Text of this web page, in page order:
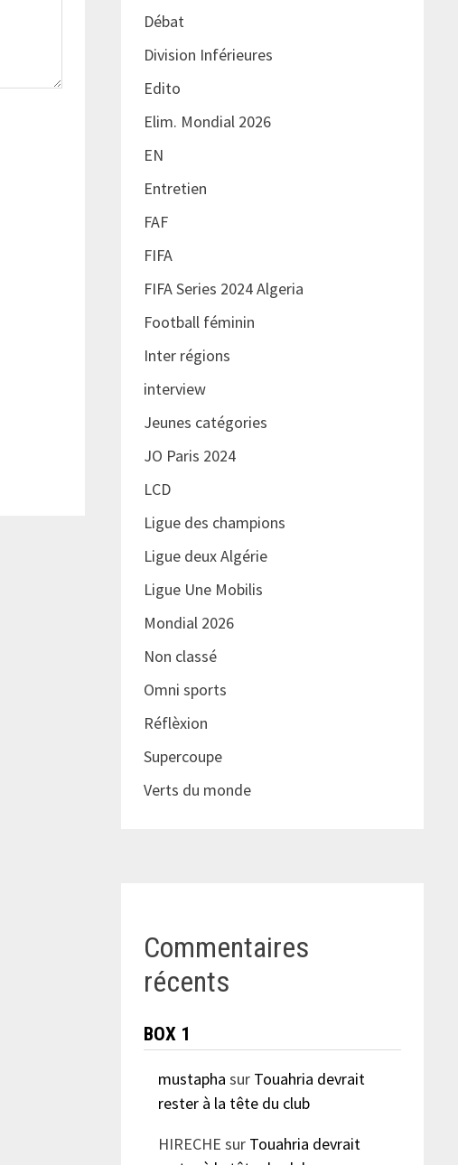
Débat
Division Inférieures
Edito
Elim. Mondial 2026
EN
Entretien
FAF
FIFA
FIFA Series 2024 Algeria
Football féminin
Inter régions
interview
Jeunes catégories
JO Paris 2024
LCD
Ligue des champions
Ligue deux Algérie
Ligue Une Mobilis
Mondial 2026
Non classé
Omni sports
Réflèxion
Supercoupe
Verts du monde
Commentaires
récents
BOX 1
mustapha sur Touahria devrait
rester à la tête du club
HIRECHE sur Touahria devrait